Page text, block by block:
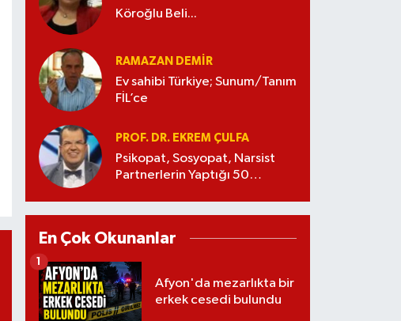
Köroğlu Beli...
RAMAZAN DEMİR
Ev sahibi Türkiye; Sunum/Tanım
FİL’ce
PROF. DR. EKREM ÇULFA
Psikopat, Sosyopat, Narsist
Partnerlerin Yaptığı 50
En Çok Okunanlar
Afyon'da mezarlıkta bir
erkek cesedi bulundu
1